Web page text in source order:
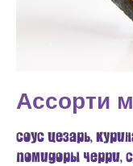
Ассорти
соус цезарь,
помидоры черри,